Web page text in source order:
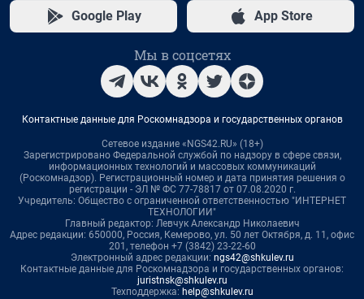
Google Play App Store
Мы в соцсетях
Контактные данные для Роскомнадзора и государственных органов
Сетевое издание «NGS42.RU» (18+)
Зарегистрировано Федеральной службой по надзору в сфере связи,
информационных технологий и массовых коммуникаций
(Роскомнадзор). Регистрационный номер и дата принятия решения о
регистрации - ЭЛ № ФС 77-78817 от 07.08.2020 г.
Учредитель: Общество с ограниченной ответственностью "ИНТЕРНЕТ
ТЕХНОЛОГИИ"
Главный редактор: Левчук Александр Николаевич
Адрес редакции: 650000, Россия, Кемерово, ул. 50 лет Октября, д. 11, офис
201, телефон +7 (3842) 23-22-60
Электронный адрес редакции: ngs42@shkulev.ru
Контактные данные для Роскомнадзора и государственных органов:
juristnsk@shkulev.ru
Техподдержка: help@shkulev.ru